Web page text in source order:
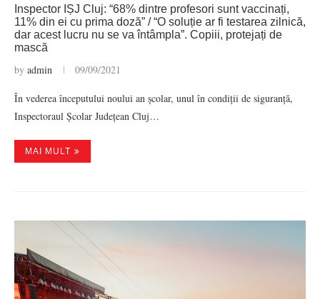
Inspector IȘJ Cluj: “68% dintre profesori sunt vaccinați,
11% din ei cu prima doză” / “O soluție ar fi testarea zilnică,
dar acest lucru nu se va întâmpla”. Copiii, protejați de
mască
by admin 09/09/2021
În vederea începutului noului an școlar, unul în condiții de siguranță,
Inspectoraul Școlar Județean Cluj…
MAI MULT